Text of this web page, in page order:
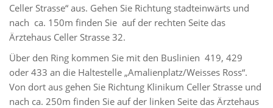
Celler Strasse“ aus. Gehen Sie Richtung stadteinwärts und
nach ca. 150m finden Sie auf der rechten Seite das
Ärztehaus Celler Strasse 32.
Über den Ring kommen Sie mit den Buslinien 419, 429
oder 433 an die Haltestelle „Amalienplatz/Weisses Ross“.
Von dort aus gehen Sie Richtung Klinikum Celler Strasse und
nach ca. 250m finden Sie auf der linken Seite das Ärztehaus